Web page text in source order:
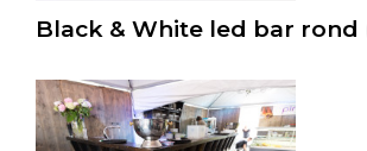
Black & White led bar rond